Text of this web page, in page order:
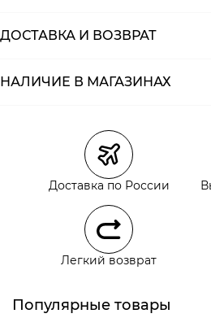
ДОСТАВКА И ВОЗВРАТ
Курьерская доставка СДЭК
Самовывоз из пункта выдачи
Самовывоз из наших магазинов
Курьерская доставка СДЭК
Самовывоз из пункта выдачи
НАЛИЧИЕ В МАГАЗИНАХ
Доставка по России
Легкий возврат
Популярные товары